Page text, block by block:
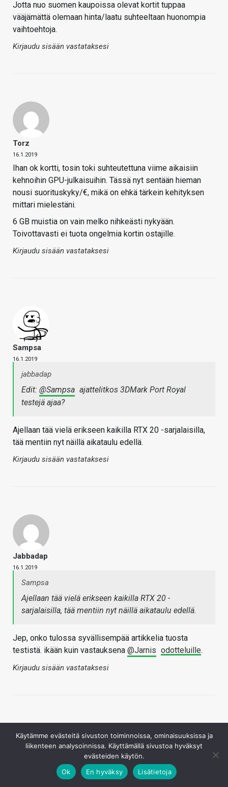
Jotta nuo suomen kaupoissa olevat kortit tuppaa
vääjämättä olemaan hinta/laatu suhteeltaan huonompia
vaihtoehtoja.
Kirjaudu sisään vastataksesi
Torz
16.1.2019
Ihan ok kortti, tosin toki suhteutettuna viime aikaisiin
kehnoihin GPU-julkaisuihin. Tässä nyt sentään hieman
nousi suorituskyky/€, mikä on ehkä tärkein kehityksen
mittari mielestäni.
6 GB muistia on vain melko nihkeästi nykyään.
Toivottavasti ei tuota ongelmia kortin ostajille.
Kirjaudu sisään vastataksesi
Sampsa
16.1.2019
jabbadap
Edit: @Sampsa ajattelitkos 3DMark Port Royal
testejä ajaa?
Ajellaan tää vielä erikseen kaikilla RTX 20 -sarjalaisilla,
tää mentiin nyt näillä aikataulu edellä.
Kirjaudu sisään vastataksesi
Jabbadap
16.1.2019
Sampsa
Ajellaan tää vielä erikseen kaikilla RTX 20 -
sarjalaisilla, tää mentiin nyt näillä aikataulu edellä.
Jep, onko tulossa syvällisempää artikkelia tuosta
testistä. ikään kuin vastauksena @Jarnis odotteluille.
Kirjaudu sisään vastataksesi
Lepakomäyrä
Käytämme evästeitä sivuston toiminnoissa, ominaisuuksissa ja
liikenteen analysoinnissa. Käyttämällä sivustoa hyväksyt
evästeiden käytön.
Ok
En hyväksy Lisätietoja